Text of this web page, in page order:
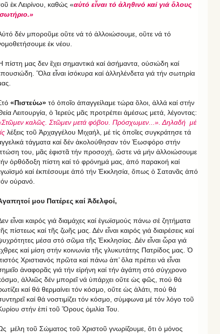
ἐκ Λειρίνου, καθώς «αὐτό εἶναι τό ἀληθινό καί γιά ὅλους
δέν μποροῦμε οὒτε νά τό ἀλλοιώσουμε, οὒτε νά τό
ἐκ νέου.
πίστη μας δεν ἒχει σημαντικά καί ἀσήμαντα, οὐσιώδη καί
Ὃλα εἶναι ἰσόκυρα καί ἀλληλένδετα γιά τήν σωτηρία
«Πιστεύω» τό ὁποῖο ἀπαγγείλαμε τώρα ὃλοι, ἀλλά καί στήν
Λειτουργία, ὁ Ἱερεύς μᾶς προτρέπει ἀμέσως μετά, λέγοντας:
καλῶς. Στῶμεν μετά φόβου. Πρόσχωμεν...». Δηλαδή μέ
λέξεις τοῦ Ἀρχαγγέλου Μιχαήλ, μέ τίς ὁποῖες συγκράτησε τά
τάγματα καί δέν ἀκολούθησαν τόν Ἑωσφόρο στήν
του, μᾶς ἐφιστᾶ τήν προσοχή, ὥστε νά μήν ἀλλοιώσουμε
ὀρθόδοξη πίστη καί τό φρόνημά μας, ἀπό παρακοή καί
καί ἐκπέσουμε ἀπό τήν Ἐκκλησία, ὅπως ὁ Σατανᾶς ἀπό
οὐρανό.
μου Πατέρες καί Ἀδελφοί,
εἶναι καιρός γιά διαμάχες καί ἐγωϊσμούς πάνω σέ ζητήματα
πίστεως καί τῆς ζωῆς μας. Δέν εἶναι καιρός γιά διαιρέσεις καί
μέσα στό σῶμα τῆς Ἐκκλησίας. Δέν εἶναι ὧρα γιά
καί μίση στήν κοινωνία τῆς γλυκυτάτης Πατρίδος μας. Ὁ
Χριστιανός πρῶτα καί πάνω ἀπ’ ὅλα πρέπει νά εἶναι
ἀναφορᾶς γιά τήν εἰρήνη καί τήν ἀγάπη στό σύγχρονο
ἀλλιῶς δέν μπορεῖ νά ὑπάρχει οὔτε ὡς φῶς, πού θά
καί θά θερμαίνει τόν κόσμο, οὔτε ὡς ἁλάτι, πού θά
καί θά νοστιμίζει τόν κόσμο, σύμφωνα μέ τόν λόγο τοῦ
στήν ἐπί τοῦ Ὄρους ὁμιλία Του.
μέλη τοῦ Σώματος τοῦ Χριστοῦ γνωρίζουμε, ὅτι ὁ μόνος